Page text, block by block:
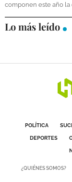
OPINIÓN
componen este año la
Lo más leído
POLÍTICA
DEPORTES
¿QUIÉNES SOMOS?